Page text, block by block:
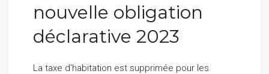
nouvelle obligation
déclarative 2023
La taxe d’habitation est supprimée pour les